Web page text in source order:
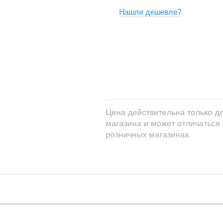
Нашли дешевле?
Цена действительна только
магазина и может отличаться
розничных магазинах.